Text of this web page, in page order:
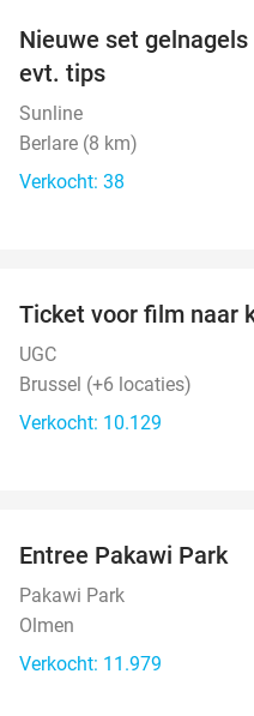
Nieuwe set
evt. tips
Sunline
Berlare (8 km)
Verkocht: 38
Ticket voor film naar
UGC
Brussel (+6 locaties)
Verkocht: 10.129
Entree Pakawi Park
Pakawi Park
Olmen
Verkocht: 11.979